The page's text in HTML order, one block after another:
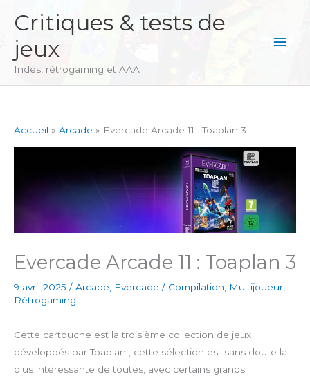
contenu
Critiques & tests de
jeux
Indés, rétrogaming et AAA
Accueil Arcade Evercade Arcade 11 : Toaplan 3
Evercade Arcade 11 : Toaplan 3
9 avril 2025 / Arcade, Evercade / Compilation, Multijoueur,
Rétrogaming
Cette cartouche est la troisième collection de jeux
développés par Toaplan ; cette sélection est sans doute la
plus intéressante de toutes, avec certains grands